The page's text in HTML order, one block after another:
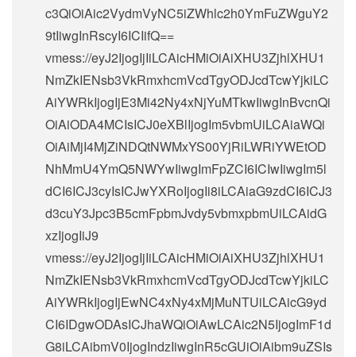
c3QiOiAic2VydmVyNC5iZWhlc2h0YmFuZWguY2
9tIiwgInRscyI6ICIifQ==
vmess://eyJ2IjogIjIiLCAicHMiOiAiXHU3ZjhlXHU1
NmZkIENsb3VkRmxhcmVcdTgyODJcdTcwYjkiLC
AiYWRkIjogIjE3Mi42Ny4xNjYuMTkwIiwgInBvcnQi
OiAiODA4MCIsICJ0eXBlIjogIm5vbmUiLCAiaWQi
OiAiMjI4MjZiNDQtNWMxYS00YjRiLWRiYWEtOD
NhMmU4YmQ5NWYwIiwgImFpZCI6ICIwIiwgIm5l
dCI6ICJ3cyIsICJwYXRoIjogIi8iLCAiaG9zdCI6ICJ3
d3cuY3Jpc3B5cmFpbmJvdy5vbmxpbmUiLCAidG
xzIjogIiJ9
vmess://eyJ2IjogIjIiLCAicHMiOiAiXHU3ZjhlXHU1
NmZkIENsb3VkRmxhcmVcdTgyODJcdTcwYjkiLC
AiYWRkIjogIjEwNC4xNy4xMjMuNTUiLCAicG9yd
CI6IDgwODAsICJhaWQiOiAwLCAic2N5IjogImF1d
G8iLCAibmV0IjogIndzIiwgInR5cGUiOiAibm9uZSIs